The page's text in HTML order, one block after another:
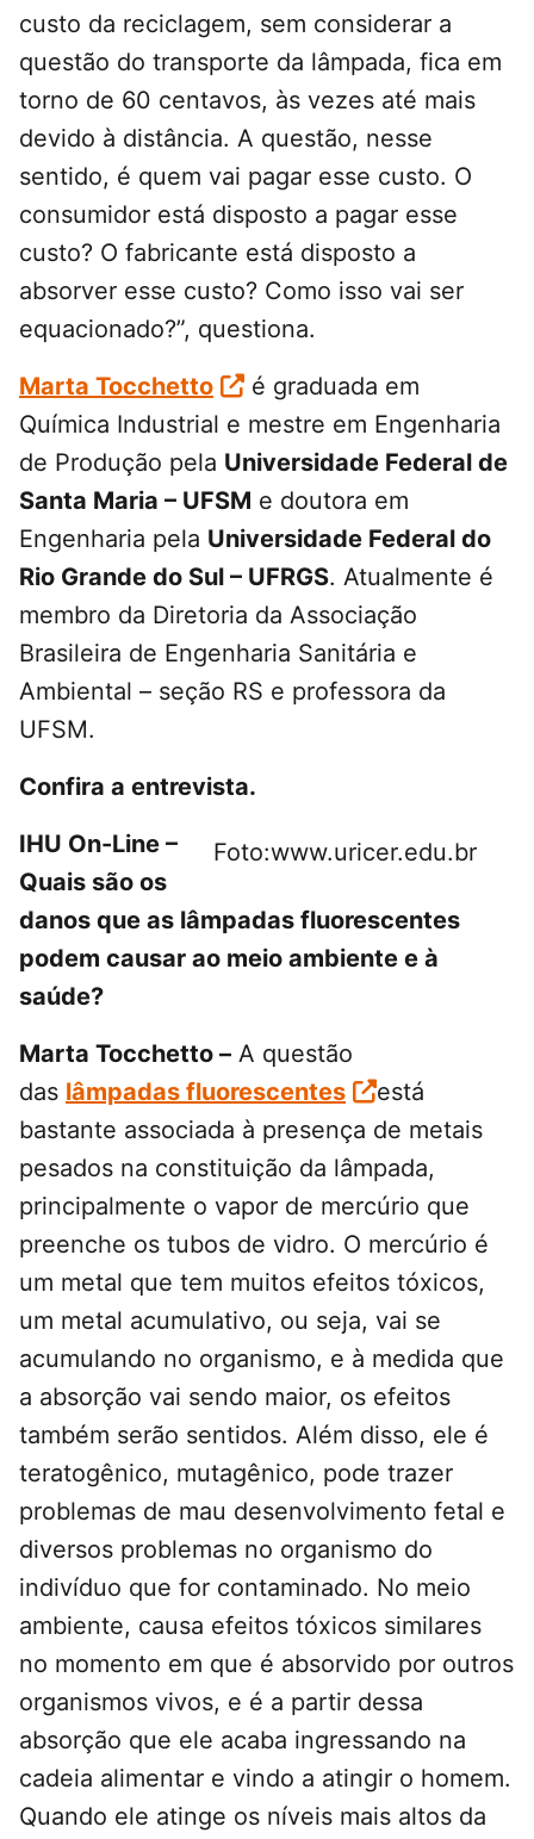
custo da reciclagem, sem considerar a
questão do transporte da lâmpada, fica em
torno de 60 centavos, às vezes até mais
devido à distância. A questão, nesse
sentido, é quem vai pagar esse custo. O
consumidor está disposto a pagar esse
custo? O fabricante está disposto a
absorver esse custo? Como isso vai ser
equacionado?”, questiona.
Marta Tocchetto
é graduada em
Química Industrial e mestre em Engenharia
de Produção pela Universidade Federal de
Santa Maria – UFSM e doutora em
Engenharia pela Universidade Federal do
Rio Grande do Sul – UFRGS. Atualmente é
membro da Diretoria da Associação
Brasileira de Engenharia Sanitária e
Ambiental – seção RS e professora da
UFSM.
Confira a entrevista.
Foto:www.uricer.edu.br
IHU On-Line –
Quais são os
danos que as lâmpadas fluorescentes
podem causar ao meio ambiente e à
saúde?
Marta Tocchetto – A questão
das lâmpadas fluorescentes
está
bastante associada à presença de metais
pesados na constituição da lâmpada,
principalmente o vapor de mercúrio que
preenche os tubos de vidro. O mercúrio é
um metal que tem muitos efeitos tóxicos,
um metal acumulativo, ou seja, vai se
acumulando no organismo, e à medida que
a absorção vai sendo maior, os efeitos
também serão sentidos. Além disso, ele é
teratogênico, mutagênico, pode trazer
problemas de mau desenvolvimento fetal e
diversos problemas no organismo do
indivíduo que for contaminado. No meio
ambiente, causa efeitos tóxicos similares
no momento em que é absorvido por outros
organismos vivos, e é a partir dessa
absorção que ele acaba ingressando na
cadeia alimentar e vindo a atingir o homem.
Quando ele atinge os níveis mais altos da